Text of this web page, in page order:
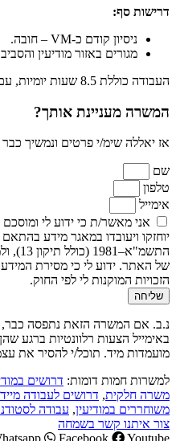
דרישות סף:
ניסיון קודם כ-VM – חובה.
מגורים באזור מודיעין
העבודה כוללת 8.5 שעות יומיות, עם שכר גבוה.
המשרה מעניינת אותך?
אז יאללה שימ/י פרטים ונמשיך כבר
שם
טלפון
אימייל
אני מאשר/ת כי ידוע לי
יוחזקו ויעובדו במאגר מידע
התשמ"א–1981 (כולל תיקון 13), ולמטרות המפורטות ב
של האתר. ידוע לי כי מסירת המידע
הזכויות המוקנות לי לפי החוק.
שליחה
נ.ב. אם המשרה הזאת נתפסה כבר,
באימייל הצעות רלוונטיות ברגע
מועמדות מיד. תוכל/י להסיר את
למשרות חמות דומות: דרושים
משרה חלקית, דרושים לעבודה
משוחררים במודיעין, עבודה
צור איתנו קשר בשמחה